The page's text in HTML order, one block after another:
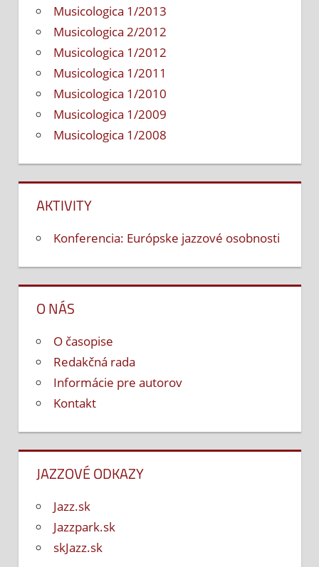
Musicologica 1/2013
Musicologica 2/2012
Musicologica 1/2012
Musicologica 1/2011
Musicologica 1/2010
Musicologica 1/2009
Musicologica 1/2008
AKTIVITY
Konferencia: Európske jazzové osobnosti
O NÁS
O časopise
Redakčná rada
Informácie pre autorov
Kontakt
JAZZOVÉ ODKAZY
Jazz.sk
Jazzpark.sk
skJazz.sk